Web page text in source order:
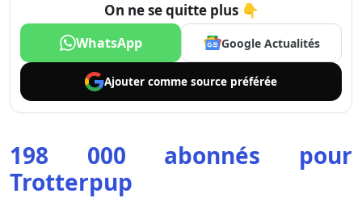
On ne se quitte plus 👇
WhatsApp Google Actualités
Ajouter comme source préférée
198 000 abonnés pour
Trotterpup